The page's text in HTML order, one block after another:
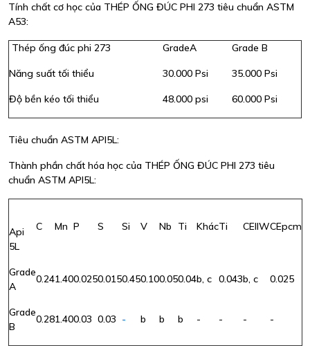
Tính chất cơ học của THÉP ỐNG ĐÚC PHI 273 tiêu chuẩn ASTM
A53:
Thép ống đúc phi 273 GradeA Grade B
Năng suất tối thiểu 30.000 Psi 35.000 Psi
Độ bền kéo tối thiểu 48.000 psi 60.000 Psi
Tiêu chuẩn ASTM API5L:
Thành phần chất hóa học của THÉP ỐNG ĐÚC PHI 273 tiêu
chuẩn ASTM API5L:
Api
5L
C Mn P S Si V Nb Ti KhácTi CEIIWCEpcm
Grade
A
0.241.400.0250.0150.450.100.050.04b, c 0.043b, c 0.025
Grade
B
0.281.400.03 0.03 - b b b - - - -